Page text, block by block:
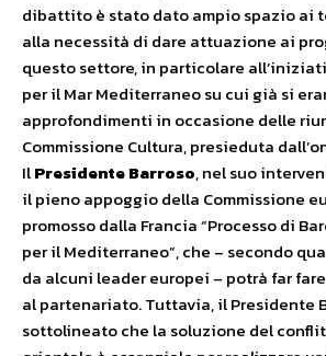
dibattito è stato dato ampio spazio ai
alla necessità di dare attuazione ai
questo settore, in particolare
per il Mar Mediterraneo su cui già si
approfondimenti in occasione delle
Commissione Cultura, presieduta
IlPresidente Barroso, nel suo
il pieno appoggio della Commissione
promosso dalla Francia “Processo di
per il Mediterraneo”, che – secondo
da alcuni leader europei – potrà far
al partenariato. Tuttavia, il Presidente
sottolineato che la soluzione del